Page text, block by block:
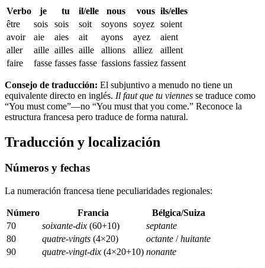
Verbo je tu il/elle nous vous ils/elles
être
sois sois soit soyons soyez soient
avoir
aie aies ait ayons ayez
aient
aller
aille ailles aille allions alliez
aillent
faire
fasse fasses fasse fassions fassiez fassent
Consejo de traducción: El subjuntivo a menudo no tiene un
equivalente directo en inglés. Il faut que tu viennes se traduce como
“You must come”—no “You must that you come.” Reconoce la
estructura francesa pero traduce de forma natural.
Traducción y localización
Números y fechas
La numeración francesa tiene peculiaridades regionales:
Número Francia
Bélgica/Suiza
70
soixante-dix (60+10)
septante
80
quatre-vingts (4×20) octante /huitante
90
quatre-vingt-dix (4×20+10) nonante